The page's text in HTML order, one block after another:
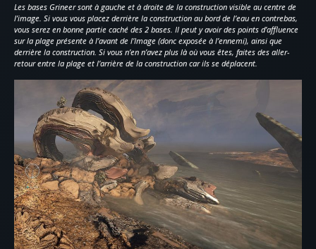
Les bases Grineer sont à gauche et à droite de la construction visible au centre de
l’image. Si vous vous placez derrière la construction au bord de l’eau en contrebas,
vous serez en bonne partie caché des 2 bases. Il peut y avoir des points d’affluence
sur la plage présente à l’avant de l’Image (donc exposée à l’ennemi), ainsi que
derrière la construction. Si vous n’en n’avez plus là où vous êtes, faites des aller-
retour entre la plage et l’arrière de la construction car ils se déplacent.